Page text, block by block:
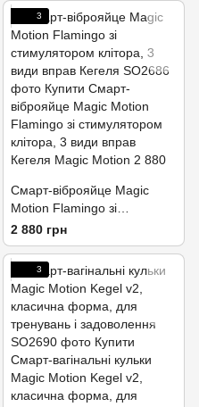
3
Смарт-віброяйце Magic
Motion Flamingo зі
стимулятором клітора, 3
види вправ Кегеля
2 880 грн
3